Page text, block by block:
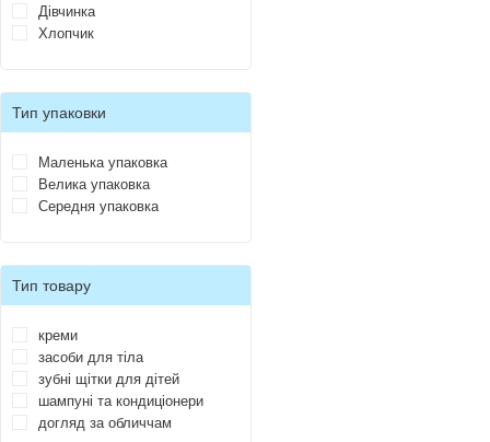
Дівчинка
Хлопчик
Тип упаковки
Маленька упаковка
Велика упаковка
Середня упаковка
Тип товару
креми
засоби для тіла
зубні щітки для дітей
шампуні та кондиціонери
догляд за обличчам